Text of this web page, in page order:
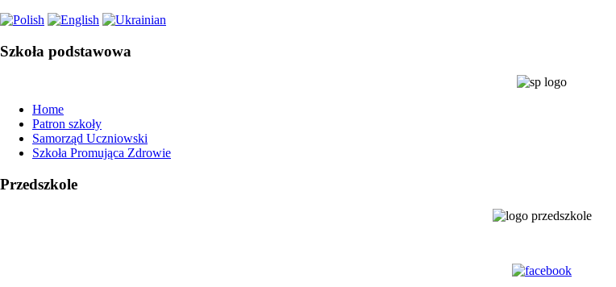
Szkoła podstawowa
Home
Patron szkoły
Samorząd Uczniowski
Szkoła Promująca Zdrowie
Przedszkole